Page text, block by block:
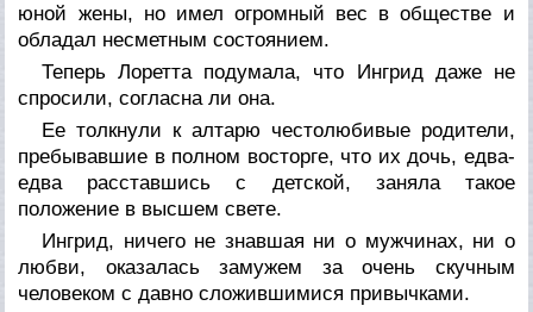
юной жены, но имел огромный вес в обществе и
обладал несметным состоянием.
Теперь Лоретта подумала, что Ингрид даже не
спросили, согласна ли она.
Ее толкнули к алтарю честолюбивые родители,
пребывавшие в полном восторге, что их дочь, едва-
едва расставшись с детской, заняла такое
положение в высшем свете.
Ингрид, ничего не знавшая ни о мужчинах, ни о
любви, оказалась замужем за очень скучным
человеком с давно сложившимися привычками.